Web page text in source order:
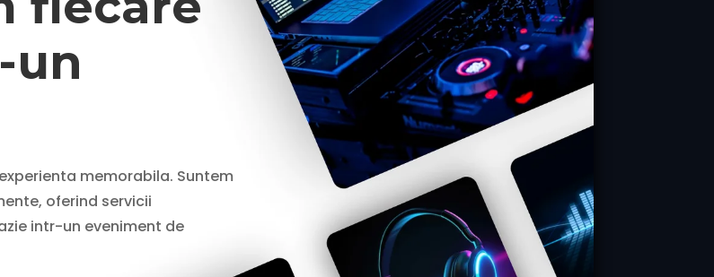
un
experienta memorabila. Suntem
oferind servicii
intr-un eveniment de